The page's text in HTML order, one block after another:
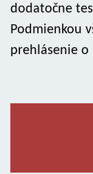
dodatočne
Podmienkou
prehlásenie o